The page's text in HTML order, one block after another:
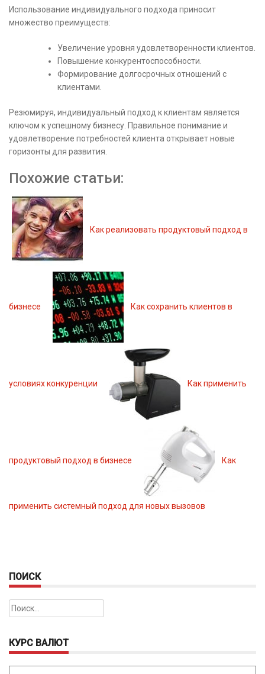
Использование индивидуального подхода приносит
множество преимуществ:
Увеличение уровня удовлетворенности клиентов.
Повышение конкурентоспособности.
Формирование долгосрочных отношений с
клиентами.
Резюмируя, индивидуальный подход к клиентам является
ключом к успешному бизнесу. Правильное понимание и
удовлетворение потребностей клиента открывает новые
горизонты для развития.
Похожие статьи:
Как реализовать продуктовый подход в
бизнесе Как сохранить клиентов в
условиях конкуренции Как применить
продуктовый подход в бизнесе Как
применить системный подход для новых вызовов
ПОИСК
Найти:
КУРС ВАЛЮТ